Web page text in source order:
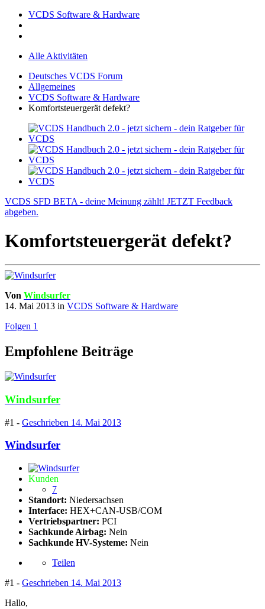
VCDS Software & Hardware
Alle Aktivitäten
Deutsches VCDS Forum
Allgemeines
VCDS Software & Hardware
Komfortsteuergerät defekt?
VCDS SFD BETA - deine Meinung zählt! JETZT Feedback
abgeben.
Komfortsteuergerät defekt?
Von Windsurfer
14. Mai 2013 in VCDS Software & Hardware
Folgen 1
Empfohlene Beiträge
Windsurfer
#1 - Geschrieben 14. Mai 2013
Windsurfer
Kunden
7
Standort: Niedersachsen
Interface: HEX+CAN-USB/COM
Vertriebspartner: PCI
Sachkunde Airbag: Nein
Sachkunde HV-Systeme: Nein
Teilen
#1 - Geschrieben 14. Mai 2013
Hallo,